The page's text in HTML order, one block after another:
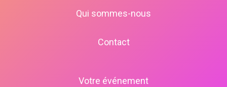
Qui sommes-nous
Contact
Votre événement